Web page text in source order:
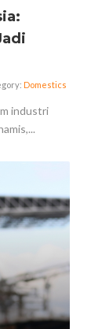
Domestics
industri